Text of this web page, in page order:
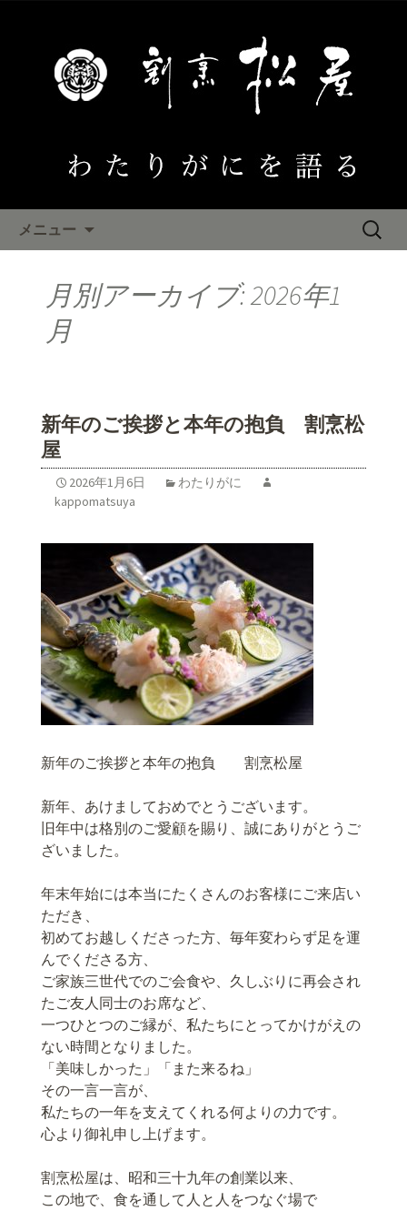
わたりがにを語る
烹松屋」のブログ
メニュー
検
月別アーカイブ: 2026年1
月
新年のご挨拶と本年の抱負 割烹松
屋
2026年1月6日
わたりがに
kappomatsuya
新年のご挨拶と本年の抱負 割烹松屋
新年、あけましておめでとうございます。
旧年中は格別のご愛顧を賜り、誠にありがとうご
ざいました。
年末年始には本当にたくさんのお客様にご来店い
ただき、
初めてお越しくださった方、毎年変わらず足を運
んでくださる方、
ご家族三世代でのご会食や、久しぶりに再会され
たご友人同士のお席など、
一つひとつのご縁が、私たちにとってかけがえの
ない時間となりました。
「美味しかった」「また来るね」
その一言一言が、
私たちの一年を支えてくれる何よりの力です。
心より御礼申し上げます。
割烹松屋は、昭和三十九年の創業以来、
この地で、食を通して人と人をつなぐ場で